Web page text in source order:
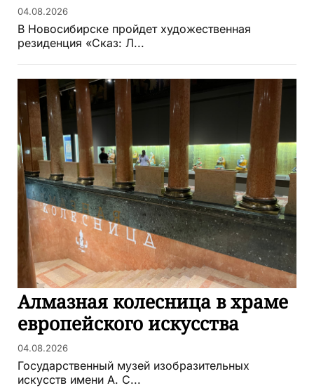
04.08.2026
В Новосибирске пройдет художественная
резиденция «Сказ: Л...
Алмазная колесница в храме
европейского искусства
04.08.2026
Государственный музей изобразительных
искусств имени А. С...